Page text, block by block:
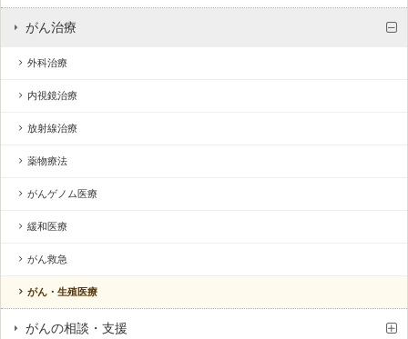
がん治療
外科治療
内視鏡治療
放射線治療
薬物療法
がんゲノム医療
緩和医療
がん救急
がん・生殖医療
がんの相談・支援